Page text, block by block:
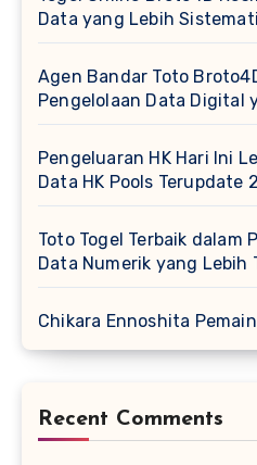
Data yang Lebih
Agen Bandar Toto
Pengelolaan Data Digital
Pengeluaran HK Hari Ini
Data HK Pools Terupdate
Toto Togel Terbaik dalam
Data Numerik yang Lebih
Chikara Ennoshita
Recent Comments